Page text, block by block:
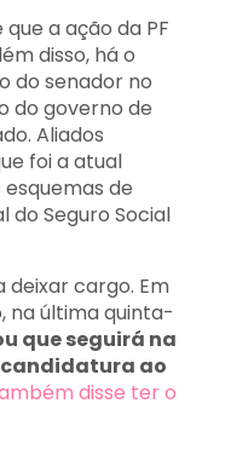
a ação da PF
disso, há o
do senador no
do governo de
Aliados
foi a atual
de
do Seguro Social
deixar cargo. Em
na última quinta-
que seguirá na
ao
disse ter o